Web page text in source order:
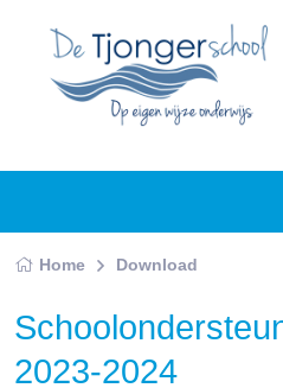
Home Download
2023-2024